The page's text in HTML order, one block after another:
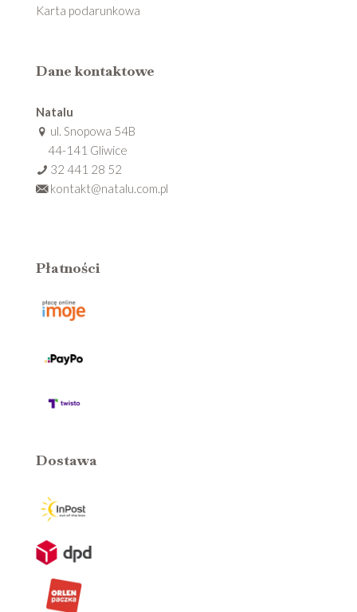
Karta podarunkowa
Dane kontaktowe
Natalu
ul. Snopowa 54B
44-141 Gliwice
32 441 28 52
kontakt@natalu.com.pl
Płatności
Dostawa